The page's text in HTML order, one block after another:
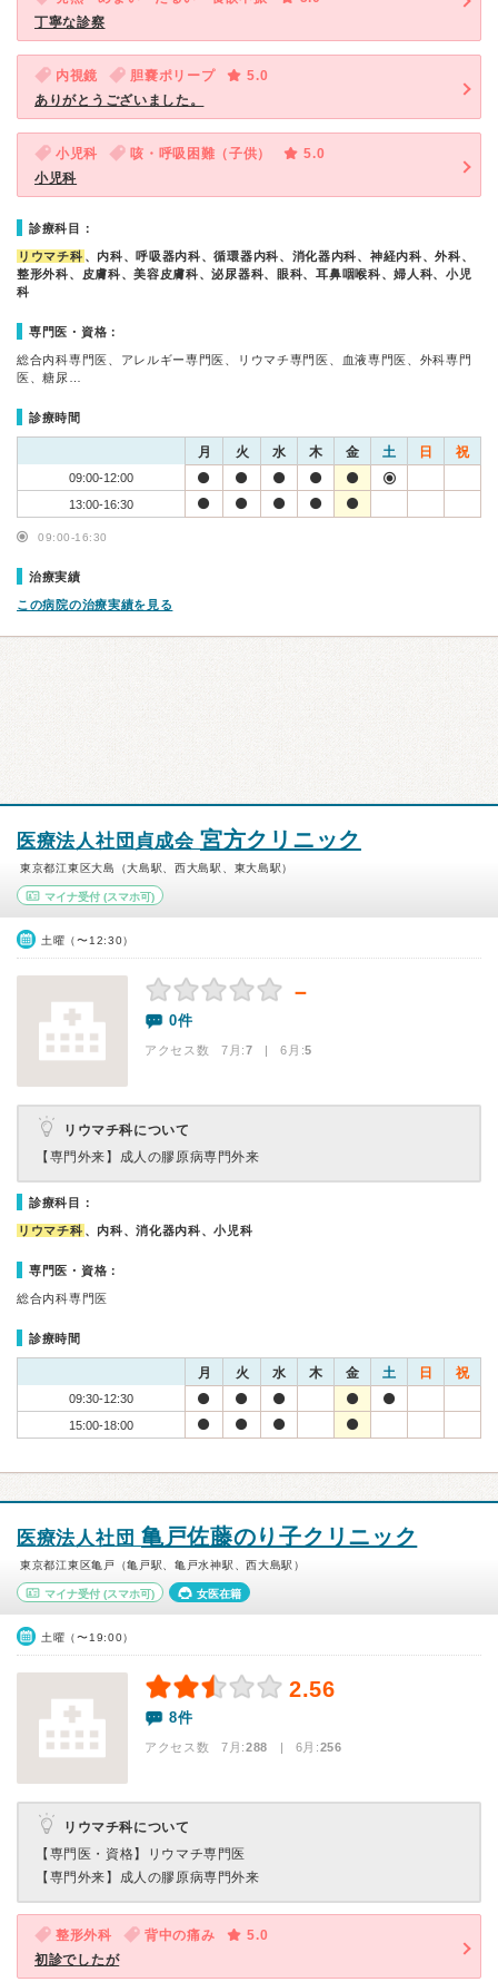
丁寧な診察
内視鏡 胆嚢ポリープ
5.0
ありがとうございました。
小児科 咳・呼吸困難（子供）
5.0
小児科
診療科目：
リウマチ科 、内科、呼吸器内科、循環器内科、消化器内科、神経内科、外科、
整形外科、皮膚科、美容皮膚科、泌尿器科、眼科、耳鼻咽喉科、婦人科、小児
科
専門医・資格：
総合内科専門医、アレルギー専門医、リウマチ専門医、血液専門医、外科専門
医、糖尿…
診療時間
月 火 水 木 金 土 日 祝
09:00-12:00
13:00-16:30
09:00-16:30
治療実績
この病院の治療実績を見る
医療法人社団貞成会 宮方クリニック
東京都江東区大島（大島駅、西大島駅、東大島駅）
マイナ受付 (スマホ可)
土曜（〜12:30）
－
0件
アクセス数 7月:7 | 6月:5
リウマチ科について
【専門外来】 成人の膠原病専門外来
診療科目：
リウマチ科 、内科、消化器内科、小児科
専門医・資格：
総合内科専門医
診療時間
月 火 水 木 金 土 日 祝
09:30-12:30
15:00-18:00
医療法人社団 亀戸佐藤のり子クリニック
東京都江東区亀戸（亀戸駅、亀戸水神駅、西大島駅）
マイナ受付 (スマホ可) 女医在籍
土曜（〜19:00）
2.56
8件
アクセス数 7月:288 | 6月:256
リウマチ科について
【専門医・資格】
リウマチ専門医
【専門外来】 成人の膠原病専門外来
整形外科 背中の痛み
5.0
初診でしたが